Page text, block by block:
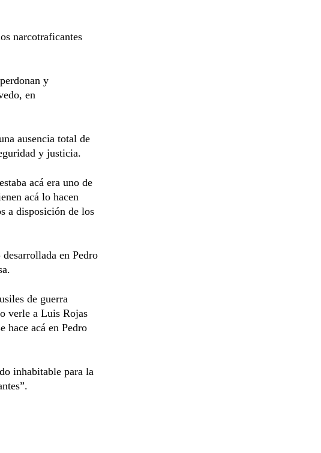
narcotraficantes
y
en
ausencia total de
y justicia.
acá era uno de
acá lo hacen
a disposición de los
en Pedro
de guerra
verle a Luis Rojas
hace acá en Pedro
inhabitable para la